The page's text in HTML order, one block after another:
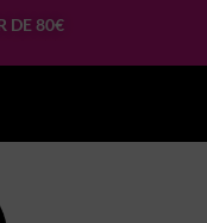
DE 80€